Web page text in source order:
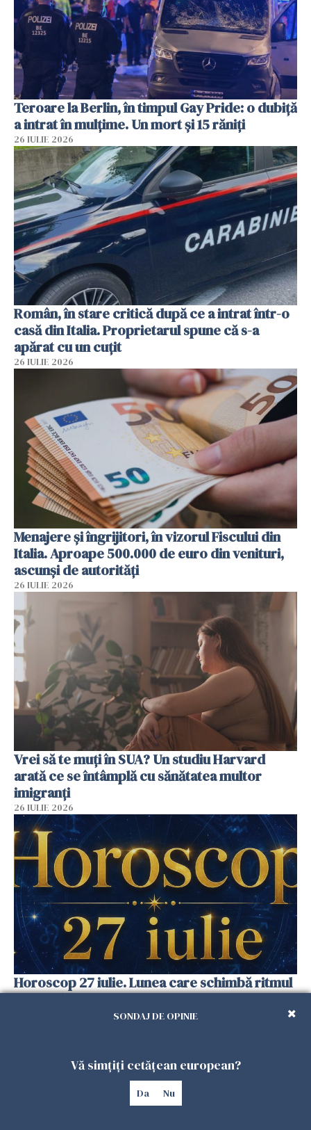
Teroare la Berlin, în timpul Gay Pride: o dubiță
a intrat în mulțime. Un mort și 15 răniți
26 IULIE 2026
Român, în stare critică după ce a intrat într-o
casă din Italia. Proprietarul spune că s-a
apărat cu un cuțit
26 IULIE 2026
Menajere și îngrijitori, în vizorul Fiscului din
Italia. Aproape 500.000 de euro din venituri,
ascunși de autorități
26 IULIE 2026
Vrei să te muți în SUA? Un studiu Harvard
arată ce se întâmplă cu sănătatea multor
imigranți
26 IULIE 2026
Horoscop 27 iulie. Lunea care schimbă ritmul
săptămânii. Universul deschide uși
neașteptate pentru unele zodii
SONDAJ DE OPINIE
Vă simțiți cetățean european?
Da Nu